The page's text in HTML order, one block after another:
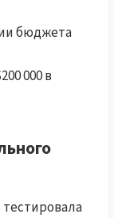
бюджета
000 в